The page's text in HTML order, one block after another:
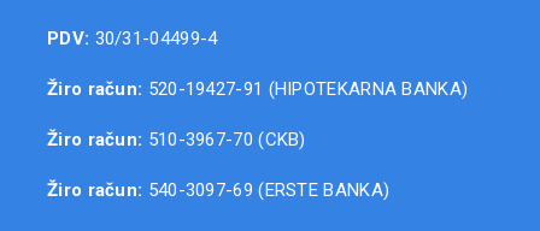
PDV: 30/31-04499-4
Žiro račun: 520-19427-91 (HIPOTEKARNA BANKA)
Žiro račun: 510-3967-70 (CKB)
Žiro račun: 540-3097-69 (ERSTE BANKA)